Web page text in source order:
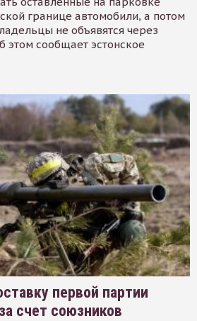
границе автомобили, а потом
не объявятся через
этом сообщает эстонское
первой партии
счет союзников